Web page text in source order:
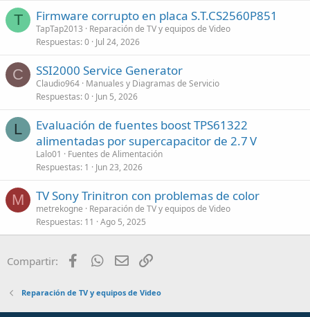
T Firmware corrupto en placa S.T.CS2560P851
TapTap2013
Reparación de TV y equipos de Video
Respuestas 0 Jul 24, 2026
C SSI2000 Service Generator
Claudio964 Manuales y Diagramas de Servicio
Respuestas 0 Jun 5, 2026
L
Evaluación de fuentes boost TPS61322
alimentadas por supercapacitor de 2.7 V
Lalo01
Fuentes de Alimentación
Respuestas 1 Jun 23, 2026
M TV Sony Trinitron con problemas de color
metrekogne
Reparación de TV y equipos de Video
Respuestas 11 Ago 5, 2025
Compartir: FacebookWhatsApp
Email
Reparación de TV y equipos de Video